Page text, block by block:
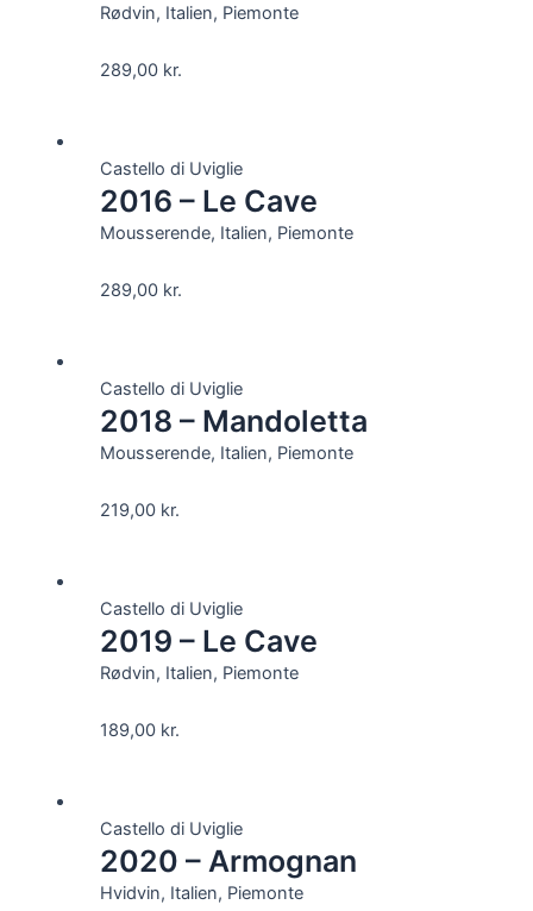
Rødvin, Italien, Piemonte
289,00 kr.
Castello di Uviglie
2016 – Le Cave
Mousserende, Italien, Piemonte
289,00 kr.
Castello di Uviglie
2018 – Mandoletta
Mousserende, Italien, Piemonte
219,00 kr.
Castello di Uviglie
2019 – Le Cave
Rødvin, Italien, Piemonte
189,00 kr.
Castello di Uviglie
2020 – Armognan
Hvidvin, Italien, Piemonte